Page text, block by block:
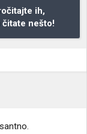
ih,
čitate nešto!